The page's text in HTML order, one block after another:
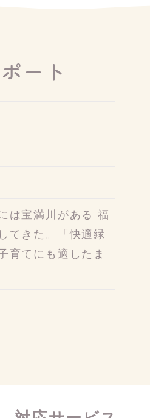
ート
は宝満川がある 福
てきた。「快適緑
育てにも適したま